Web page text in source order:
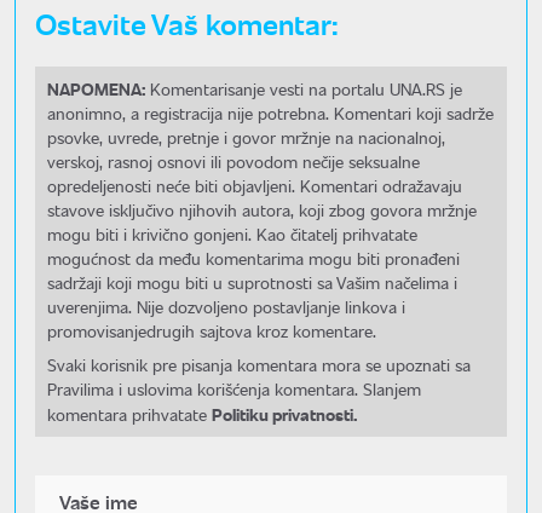
Ostavite Vaš komentar:
NAPOMENA: Komentarisanje vesti na portalu UNA.RS je
anonimno, a registracija nije potrebna. Komentari koji sadrže
psovke, uvrede, pretnje i govor mržnje na nacionalnoj,
verskoj, rasnoj osnovi ili povodom nečije seksualne
opredeljenosti neće biti objavljeni. Komentari odražavaju
stavove isključivo njihovih autora, koji zbog govora mržnje
mogu biti i krivično gonjeni. Kao čitatelj prihvatate
mogućnost da među komentarima mogu biti pronađeni
sadržaji koji mogu biti u suprotnosti sa Vašim načelima i
uverenjima. Nije dozvoljeno postavljanje linkova i
promovisanjedrugih sajtova kroz komentare.
Svaki korisnik pre pisanja komentara mora se upoznati sa
Pravilima i uslovima korišćenja komentara. Slanjem
komentara prihvatate Politiku privatnosti.